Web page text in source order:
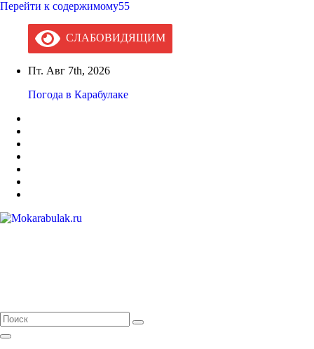
Перейти к содержимому55
СЛАБОВИДЯЩИМ
Пт. Авг 7th, 2026
Погода в Карабулаке